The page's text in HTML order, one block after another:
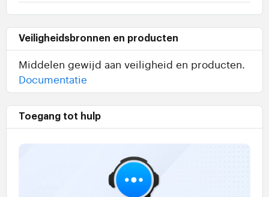
Veiligheidsbronnen en producten
Middelen gewijd aan veiligheid en producten.
Documentatie
Toegang tot hulp